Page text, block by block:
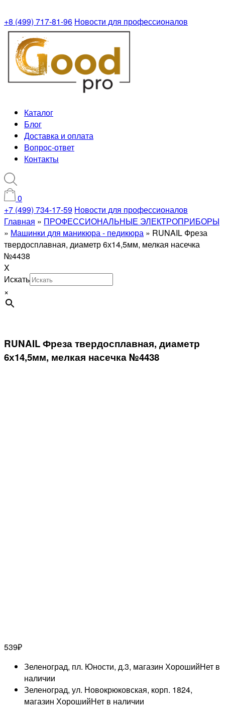
+8 (499) 717-81-96 Новости для профессионалов
Каталог
Блог
Доставка и оплата
Вопрос-ответ
Контакты
0
+7 (499) 734-17-59 Новости для профессионалов
Главная » ПРОФЕССИОНАЛЬНЫЕ ЭЛЕКТРОПРИБОРЫ
» Машинки для маникюра - педикюра » RUNAIL Фреза
твердосплавная, диаметр 6х14,5мм, мелкая насечка
№4438
X
Искать
×
RUNAIL Фреза твердосплавная, диаметр
6х14,5мм, мелкая насечка №4438
539₽
Зеленоград, пл. Юности, д.3, магазин ХорошийНет в
наличии
Зеленоград, ул. Новокрюковская, корп. 1824,
магазин ХорошийНет в наличии